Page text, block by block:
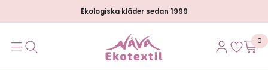
Ekologiska kläder sedan 1999
0